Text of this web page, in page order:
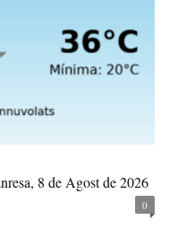
8 de Agost de 2026
0